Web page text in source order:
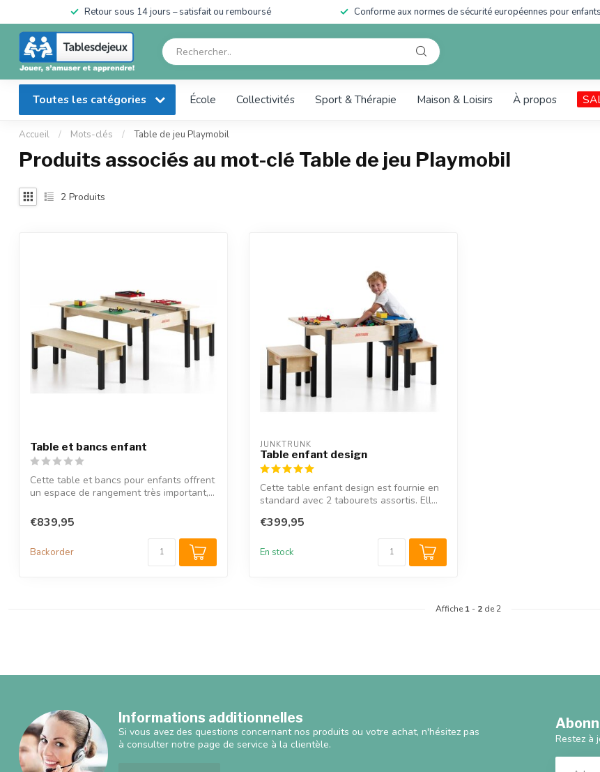
Retour sous 14 jours – satisfait ou remboursé Conforme aux normes de sécurité européennes pour enfants
Toutes les catégories École Collectivités Sport & Thérapie Maison & Loisirs À propos
Accueil / Mots-clés / Table de jeu Playmobil
Produits associés au mot-clé Table de jeu Playmobil
2 Produits
Table et bancs enfant
Cette table et bancs pour enfants offrent
un espace de rangement très important,...
€839,95
Backorder
JUNKTRUNK
Table enfant design
Cette table enfant design est fournie en
standard avec 2 tabourets assortis. Ell...
€399,95
En stock
Affiche 1 - 2 de 2
Informations additionnelles
Si vous avez des questions concernant nos produits ou votre achat, n'hésitez pas
à consulter notre page de service à la clientèle.
Restez à